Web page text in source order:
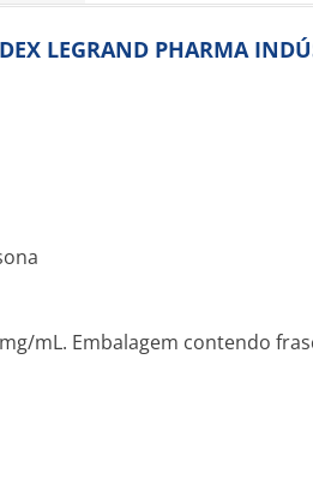
LEGRAND PHARMA
mL. Embalagem contendo